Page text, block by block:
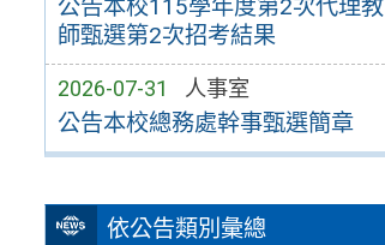
公告本校115學年度第2次代理教
師甄選第2次招考結果
2026-07-31 人事室
公告本校總務處幹事甄選簡章
依公告類別彙總